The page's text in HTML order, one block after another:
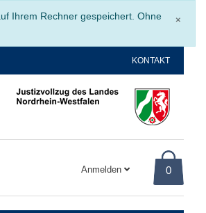
×
Ihrem Rechner gespeichert. Ohne
KONTAKT
Anmelden 0